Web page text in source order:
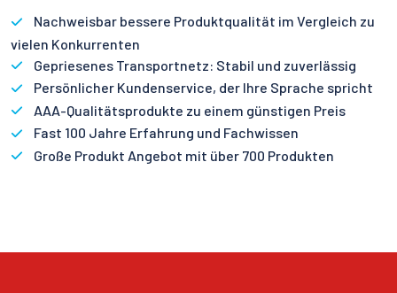
Nachweisbar bessere Produktqualität im Vergleich zu
vielen Konkurrenten
Gepriesenes Transportnetz: Stabil und zuverlässig
Persönlicher Kundenservice, der Ihre Sprache spricht
AAA-Qualitätsprodukte zu einem günstigen Preis
Fast 100 Jahre Erfahrung und Fachwissen
Große Produkt Angebot mit über 700 Produkten